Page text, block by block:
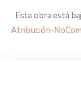
Esta obra está
Atribución-